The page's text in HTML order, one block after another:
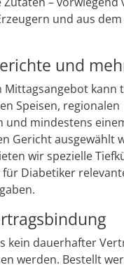
und aus
und
Mittagsangebot kann
Speisen, regionalen
und mindestens
Gericht ausgewählt
wir spezielle
Diabetiker
kein dauerhafter
werden. Bestellt